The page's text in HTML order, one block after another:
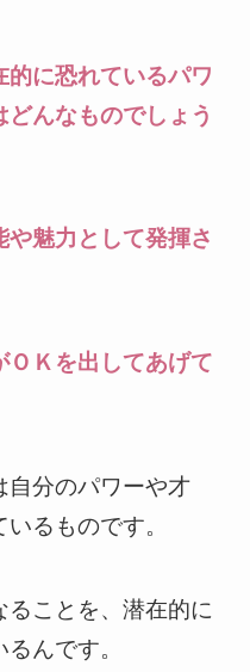
に恐れているパワ
んなものでしょう
魅力として発揮さ
Ｋを出してあげて
自分のパワーや才
るものです。
ることを、潜在的に
んです。